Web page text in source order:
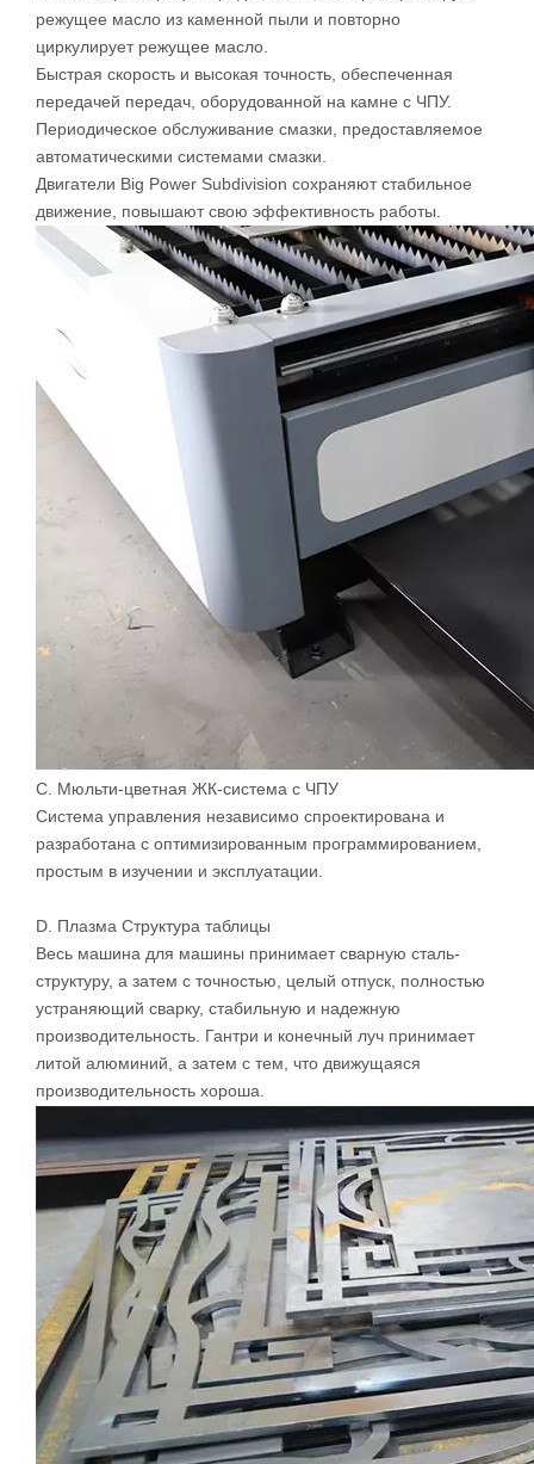
хорошую жесткость, легкий вес и небольшую инерцию
движения.
Использование переключателя датчика качества,
повысить безопасность работы машины
Высокая жесткая структура каркаса может достичь
высокой скорости и высокой точности.
Точное перемещение оси Y, приводящее к двойному
двигателю, обеспечивает стабильную производительность
машины.
Общая пыль и водонепроницаемая конструкция
защищает все движущиеся части машины.
Система фильтрации предоставила, которая фильтрует
режущее масло из каменной пыли и повторно
циркулирует режущее масло.
Быстрая скорость и высокая точность, обеспеченная
передачей передач, оборудованной на камне с ЧПУ.
Периодическое обслуживание смазки, предоставляемое
автоматическими системами смазки.
Двигатели Big Power Subdivision сохраняют стабильное
движение, повышают свою эффективность работы.
Система управления независимо спроектирована и
разработана с оптимизированным программированием,
простым в изучении и эксплуатации.
D. Плазма Структура таблицы
Весь машина для машины принимает сварную сталь-
структуру, а затем с точностью, целый отпуск, полностью
устраняющий сварку, стабильную и надежную
производительность. Гантри и конечный луч принимает
литой алюминий, а затем с тем, что движущаяся
производительность хороша.